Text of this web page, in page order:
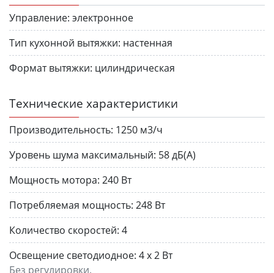
Управление: электронное
Тип кухонной вытяжки: настенная
Формат вытяжки: цилиндрическая
Технические характеристики
Производительность: 1250 м3/ч
Уровень шума максимальный: 58 дБ(A)
Мощность мотора: 240 Вт
Потребляемая мощность: 248 Вт
Количество скоростей: 4
Освещение светодиодное: 4 х 2 Вт
Без регулировки.